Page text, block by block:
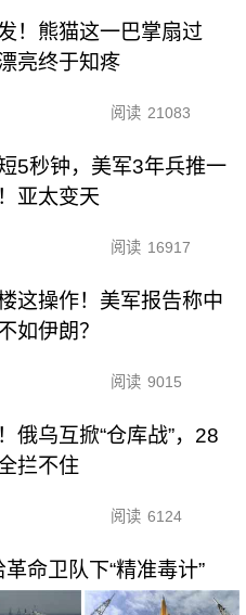
！熊猫这一巴掌扇过
亮终于知疼
阅读 21083
5秒钟，美军3年兵推一
亚太变天
阅读 16917
这操作！美军报告称中
如伊朗？
阅读 9015
俄乌互掀“仓库战”，28
拦不住
阅读 6124
命卫队下“精准毒计”